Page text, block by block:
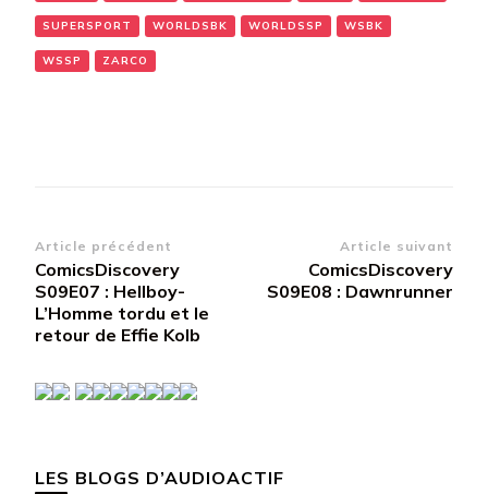
SUPERSPORT WORLDSBK WORLDSSP WSBK
WSSP ZARCO
Navigation
d’article
Article précédent
ComicsDiscovery
S09E07 : Hellboy-
L’Homme tordu et le
retour de Effie Kolb
Article suivant
ComicsDiscovery
S09E08 : Dawnrunner
LES BLOGS D’AUDIOACTIF